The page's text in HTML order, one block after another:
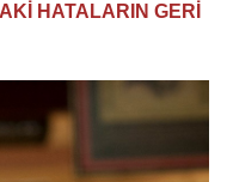
HATALARIN GERİ